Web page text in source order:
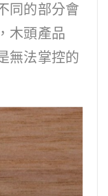
同的部分會
木頭產品
無法掌控的